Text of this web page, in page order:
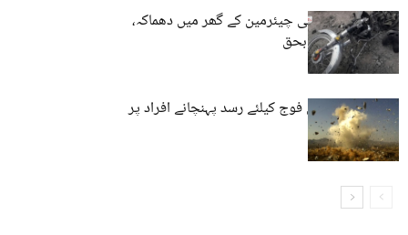
اورماڑہ میں یوسی چیئرمین کے گھر میں دھماکہ،
ایک شخص جاں بحق
زامران: پاکستانی فوج کیلئے رسد پہنچانے افراد پر
دھماکہ